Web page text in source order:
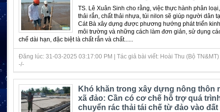
TS. Lê Xuân Sinh cho rằng, việc thực hành phân
thải rắn, chất thải nhựa, túi nilon sẽ giúp người dân
Cát Bà xây dựng được phương hướng phát triển
môi trường và những cách làm đơn giản, sử dụng
chế dài hạn, đặc biệt là chất rắn và chất......
Đăng lúc: 31-03-2025 03:17:00 PM | Tác giả bài viết: Hoài Thu (Bộ
-/-
Khó khăn trong xây dựng nông thôn
xã đảo: Cần có cơ chế hỗ trợ quá
chuyển rác thải tái chế từ đảo vào đất